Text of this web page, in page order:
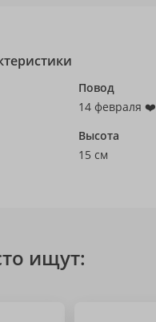
Повод
14 февраля ❤️
Высота
15 см
ищут: